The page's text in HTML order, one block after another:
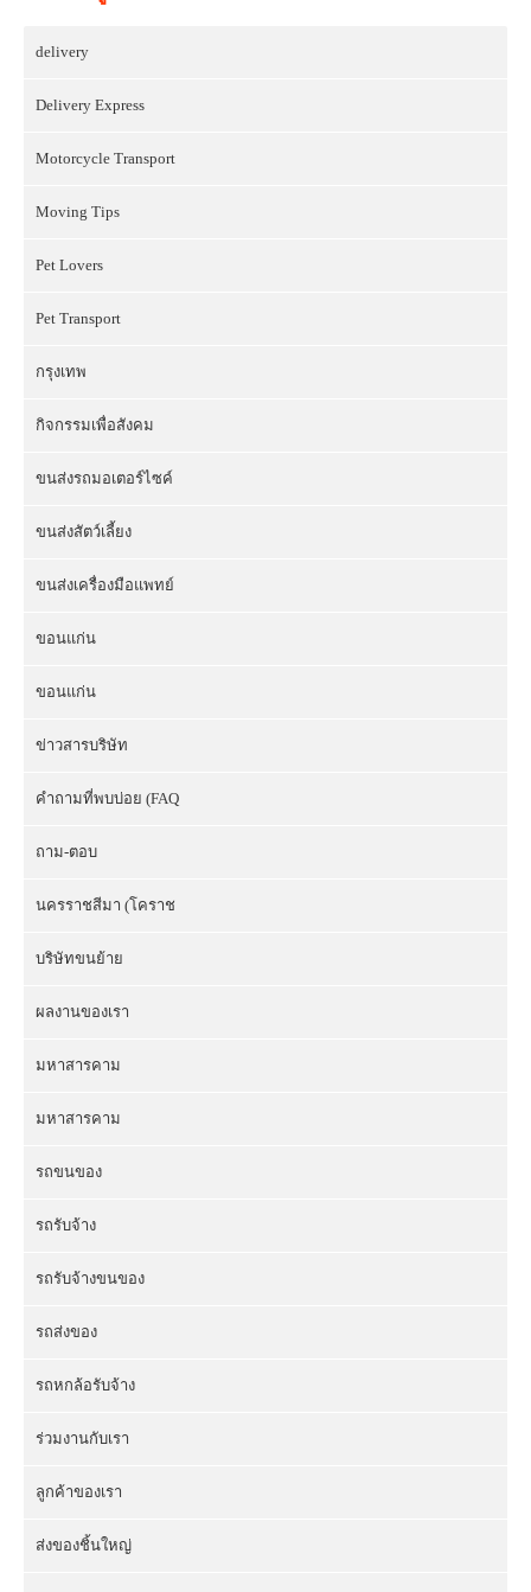
delivery
Delivery Express
Motorcycle Transport
Moving Tips
Pet Lovers
Pet Transport
กรุงเทพ
กิจกรรมเพื่อสังคม
ขนส่งรถมอเตอร์ไซค์
ขนส่งสัตว์เลี้ยง
ขนส่งเครื่องมือแพทย์
ขอนแก่น
ขอนแก่น
ข่าวสารบริษัท
คำถามที่พบบ่อย (FAQ
ถาม-ตอบ
นครราชสีมา (โคราช
บริษัทขนย้าย
ผลงานของเรา
มหาสารคาม
มหาสารคาม
รถขนของ
รถรับจ้าง
รถรับจ้างขนของ
รถส่งของ
รถหกล้อรับจ้าง
ร่วมงานกับเรา
ลูกค้าของเรา
ส่งของชิ้นใหญ่